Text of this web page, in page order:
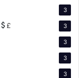
3
£ 3
3
3
3